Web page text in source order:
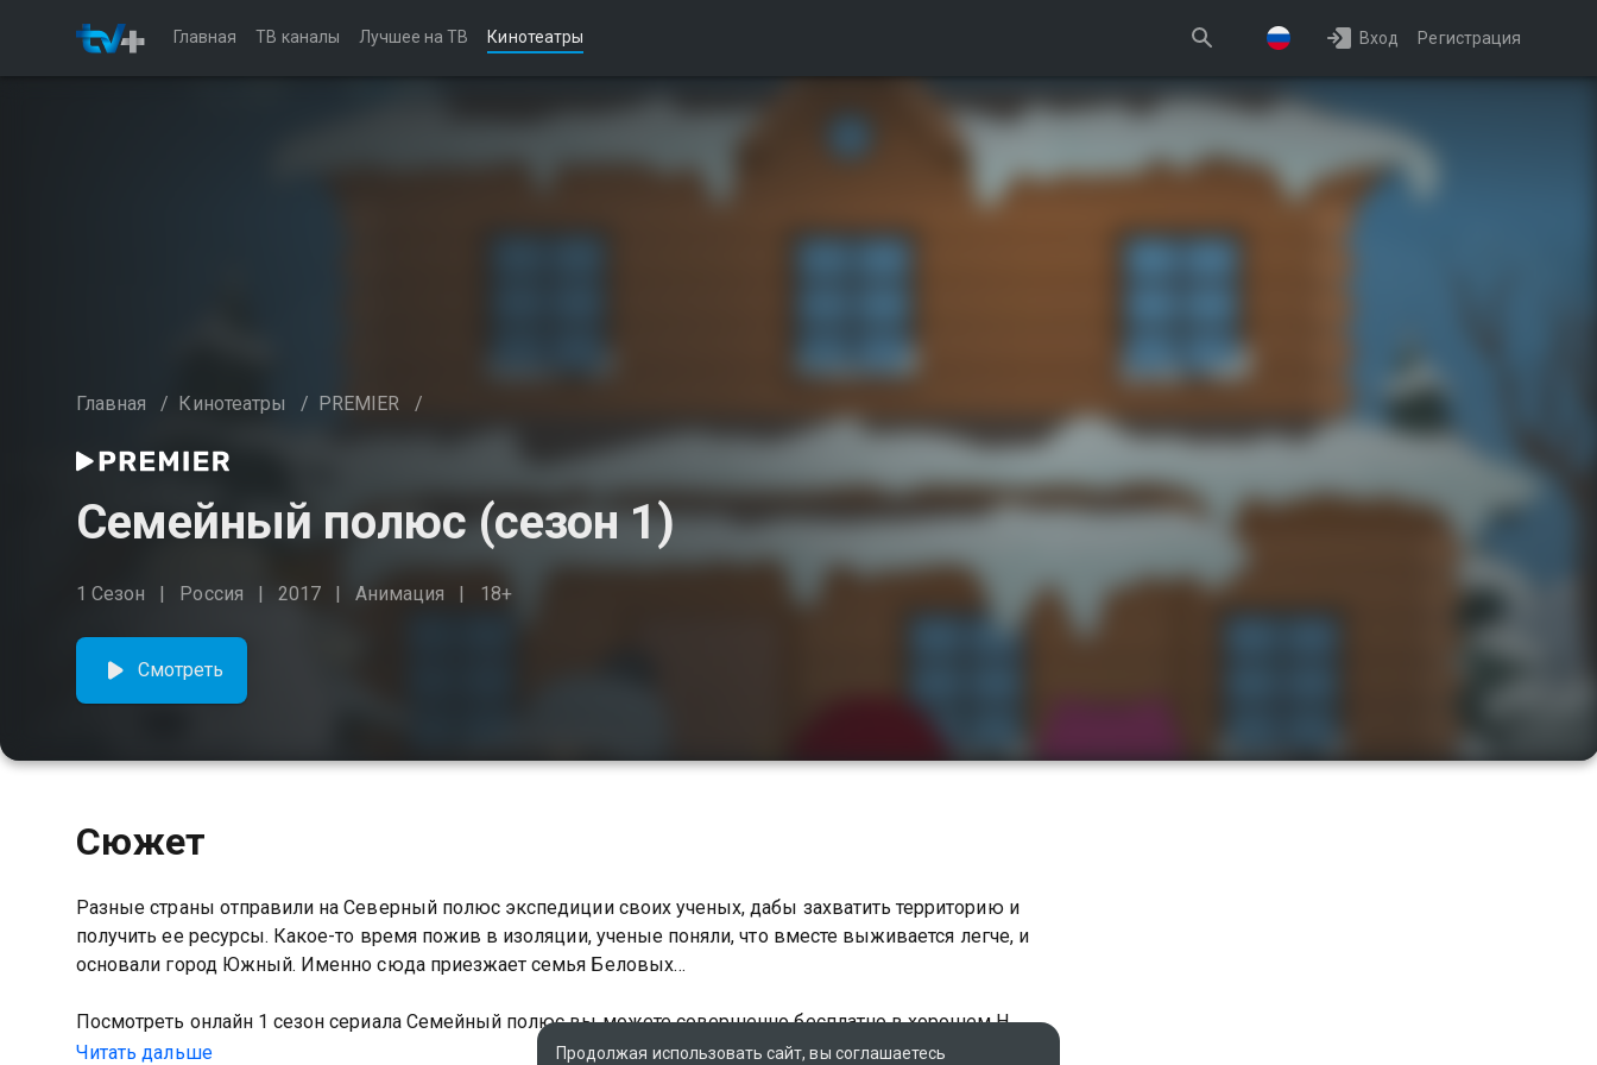
Главная ТВ каналы Лучшее на ТВ Кинотеатры Вход Регистрация
Главная / Кинотеатры / PREMIER /
Семейный полюс (сезон 1)
1 Сезон Россия 2017 Анимация 18+
Смотреть
Сюжет
Разные страны отправили на Северный полюс экспедиции своих ученых, дабы захватить территорию и
получить ее ресурсы. Какое-то время пожив в изоляции, ученые поняли, что вместе выживается легче, и
основали город Южный. Именно сюда приезжает семья Беловых…
Посмотреть онлайн 1 сезон сериала Семейный полюс вы можете совершенно бесплатно в хорошем HD
качестве на Казахтелеком
Читать дальше Продолжая использовать сайт, вы соглашаетесь